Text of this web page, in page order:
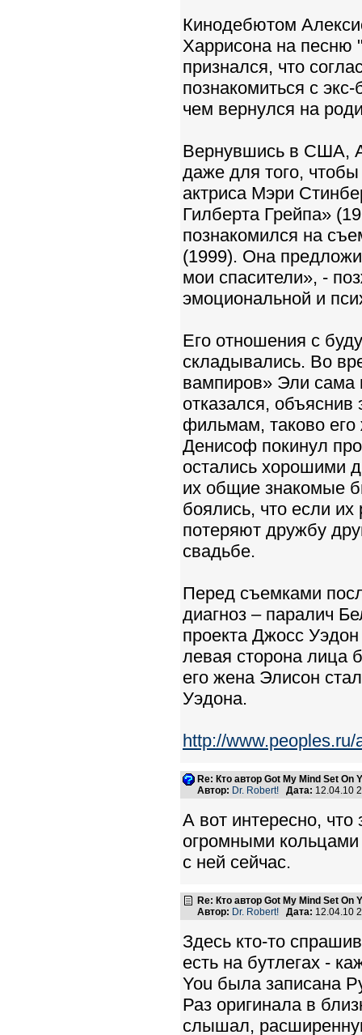
Кинодебютом
Харрисона на песню
признался, что
познакомиться с
чем вернулся на
Вернувшись в США,
даже для того,
актриса Мэри
Гилберта Грейпа»
познакомился на
(1999). Она
мои спасители», -
эмоциональной и
Его отношения с
складывались. Во
вампиров» Эли сама
отказался,
фильмам, таково его
Денисоф покинул
остались хорошими
их общие знакомые
боялись, что если
потеряют дружбу
свадьбе.
Перед съемками
диагноз – паралич
проекта Джосс
левая сторона лица
его жена Элисон
Уэдона.
http://
Re: Кто автор Got My Mind Set On
Автор: Dr. Robert! Дата: 12.04.10
А вот интересно, что
огромными кольцами
с ней сейчас.
Re: Кто автор Got My Mind Set On
Автор: Dr. Robert! Дата: 12.04.10
Здесь кто-то
есть на бутлегах -
You была записана
Раз оригинала в
слышал,